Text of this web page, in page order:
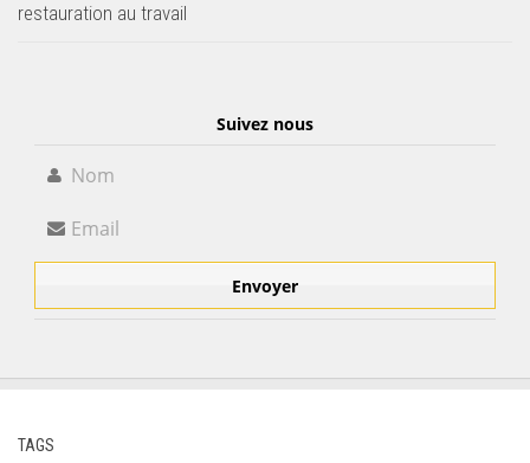
restauration au travail
Suivez nous
TAGS